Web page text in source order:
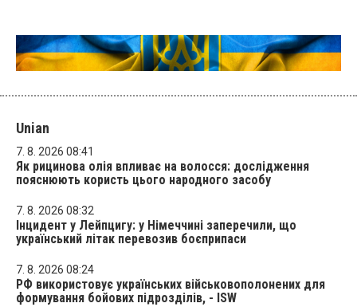
Unian
7. 8. 2026 08:41
Як рицинова олія впливає на волосся: дослідження
пояснюють користь цього народного засобу
7. 8. 2026 08:32
Інцидент у Лейпцигу: у Німеччині заперечили, що
український літак перевозив боєприпаси
7. 8. 2026 08:24
РФ використовує українських військовополонених для
формування бойових підрозділів, - ISW